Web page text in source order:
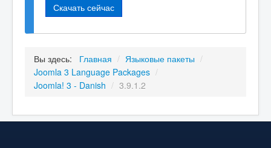
Скачать сейчас
Вы здесь: Главная / Языковые пакеты /
Joomla 3 Language Packages /
Joomla! 3 - Danish / 3.9.1.2